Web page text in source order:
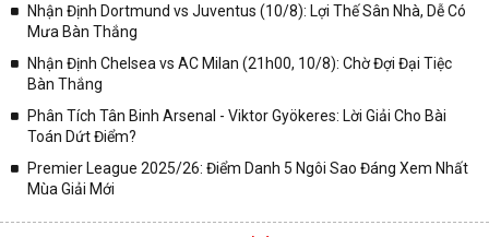
✓ VĐQG Pháp;
✓ Liên Đoàn Anh;
✓ U23 Châu Á;
✓ Euro 2020;
✓ VLWC KV Châu Á;
Nhận Định Dortmund vs Juventus (10/8): Lợi Thế Sân Nhà, Dễ Có
Mưa Bàn Thắng
Nhận Định Chelsea vs AC Milan (21h00, 10/8): Chờ Đợi Đại Tiệc
Bàn Thắng
Phân Tích Tân Binh Arsenal - Viktor Gyökeres: Lời Giải Cho Bài
Toán Dứt Điểm?
Premier League 2025/26: Điểm Danh 5 Ngôi Sao Đáng Xem Nhất
Mùa Giải Mới